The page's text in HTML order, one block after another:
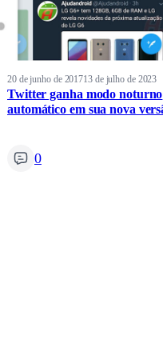
20 de junho de 201713 de julho de 2023
Twitter ganha modo noturno
automático em sua nova
0